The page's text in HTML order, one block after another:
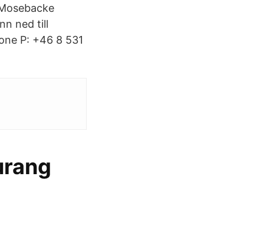
ned till
P: +46 8 531